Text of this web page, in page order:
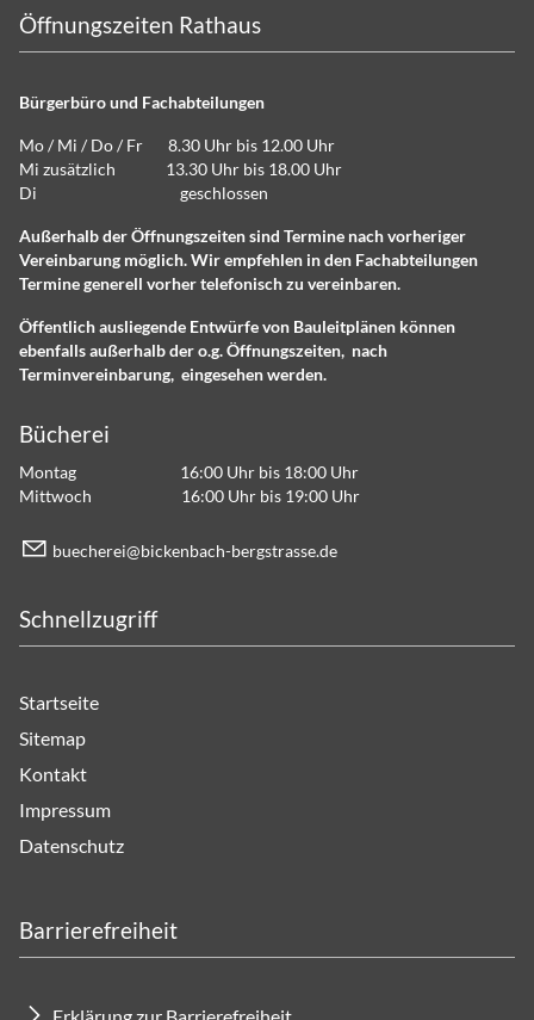
Öffnungszeiten Rathaus
Bürgerbüro und Fachabteilungen
Mo / Mi / Do / Fr 8.30 Uhr bis 12.00 Uhr
Mi zusätzlich 13.30 Uhr bis 18.00 Uhr
Di geschlossen
Außerhalb der Öffnungszeiten sind Termine nach vorheriger
Vereinbarung möglich. Wir empfehlen in den Fachabteilungen
Termine generell vorher telefonisch zu vereinbaren.
Öffentlich ausliegende Entwürfe von Bauleitplänen können
ebenfalls außerhalb der o.g. Öffnungszeiten, nach
Terminvereinbarung, eingesehen werden.
Bücherei
Montag 16:00 Uhr bis 18:00 Uhr
Mittwoch 16:00 Uhr bis 19:00 Uhr
b ch r b ck nb ch-b rgstr ss d
Schnellzugriff
Startseite
Sitemap
Kontakt
Impressum
Datenschutz
Barrierefreiheit